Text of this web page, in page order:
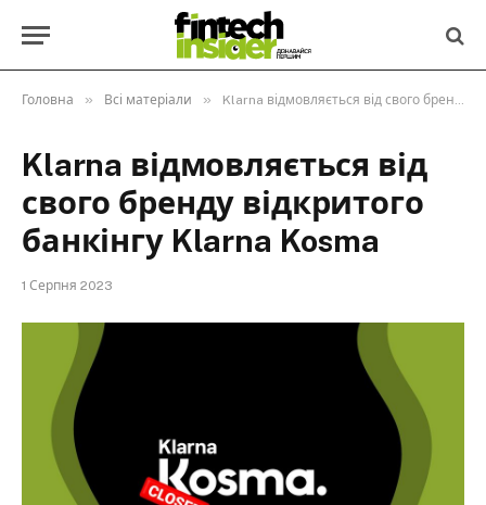
Головна » Всі матеріали » Klarna відмовляється від свого бренду відкритого банкінгу Klarna Kosma
Klarna відмовляється від
свого бренду відкритого
банкінгу Klarna Kosma
1 Серпня 2023